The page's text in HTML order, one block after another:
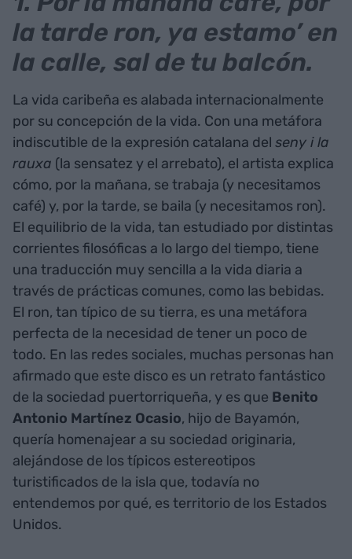
la tarde ron, ya estamo’ en
la calle, sal de tu balcón.
La vida caribeña es alabada internacionalmente
por su concepción de la vida. Con una metáfora
indiscutible de la expresión catalana del seny i la
rauxa (la sensatez y el arrebato), el artista explica
cómo, por la mañana, se trabaja (y necesitamos
café) y, por la tarde, se baila (y necesitamos ron).
El equilibrio de la vida, tan estudiado por distintas
corrientes filosóficas a lo largo del tiempo, tiene
una traducción muy sencilla a la vida diaria a
través de prácticas comunes, como las bebidas.
El ron, tan típico de su tierra, es una metáfora
perfecta de la necesidad de tener un poco de
todo. En las redes sociales, muchas personas han
afirmado que este disco es un retrato fantástico
de la sociedad puertorriqueña, y es que Benito
Antonio Martínez Ocasio, hijo de Bayamón,
quería homenajear a su sociedad originaria,
alejándose de los típicos estereotipos
turistificados de la isla que, todavía no
entendemos por qué, es territorio de los Estados
Unidos.